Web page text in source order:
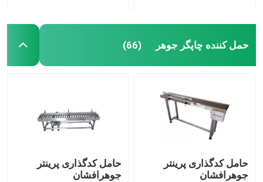
حمل کننده چاپگر جوهر (66)
حامل کدگذاری پرینتر
جوهرافشان
حامل کدگذاری پرینتر
جوهرافشان